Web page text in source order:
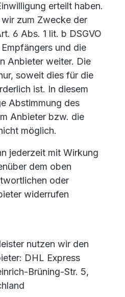
erteilt haben.
zum Zwecke der
6 Abs. 1 lit. b DSGVO
und die
Anbieter weiter. Die
soweit dies für die
ist. In diesem
Abstimmung des
Anbieter bzw. die
möglich.
jederzeit mit Wirkung
dem oben
oder
widerrufen
nutzen wir den
DHL Express
Brüning-Str. 5,